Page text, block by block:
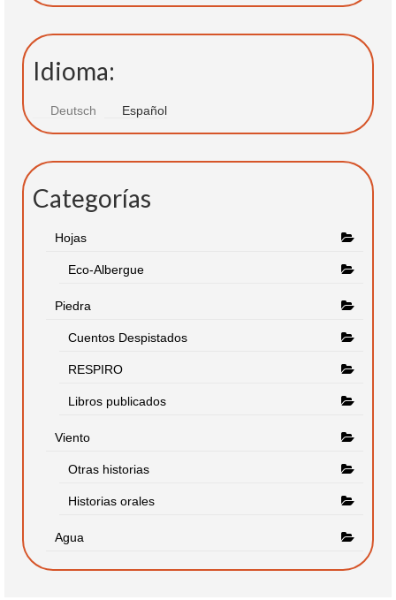
Idioma:
Deutsch Español
Categorías
Hojas
Eco-Albergue
Piedra
Cuentos Despistados
RESPIRO
Libros publicados
Viento
Otras historias
Historias orales
Agua